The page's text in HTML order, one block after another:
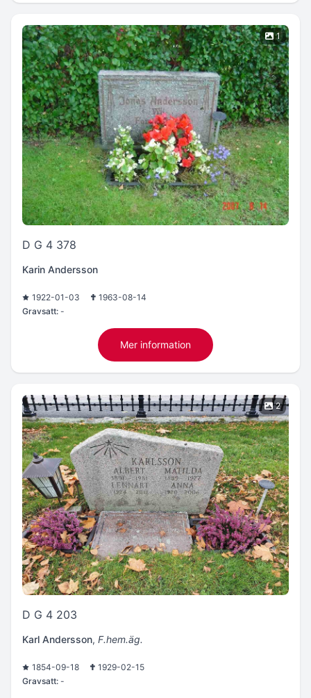
1
D G 4 378
Karin Andersson
1922-01-03
1963-08-14
Gravsatt: -
Mer information
2
D G 4 203
Karl Andersson, F.hem.äg.
1854-09-18
1929-02-15
Gravsatt: -